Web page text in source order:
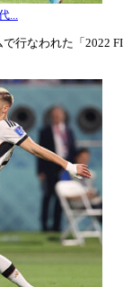
...
行なわれた「2022